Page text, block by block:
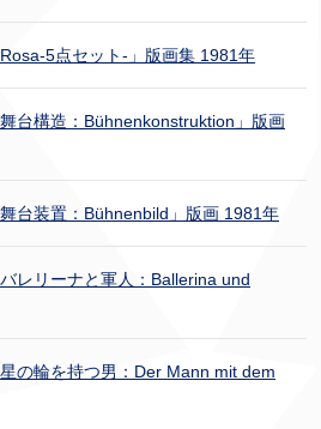
5点セット-」版画集 1981年
台構造：Bühnenkonstruktion」版画
台装置：Bühnenbild」版画 1981年
レリーナと軍人：Ballerina und
の輪を持つ男：Der Mann mit dem